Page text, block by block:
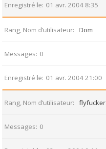
Enregistré le 01 avr. 2004 8:35
Rang, Nom d’utilisateur Dom
Messages 0
Enregistré le 01 avr. 2004 21:00
Rang, Nom d’utilisateur flyfucker
Messages 0